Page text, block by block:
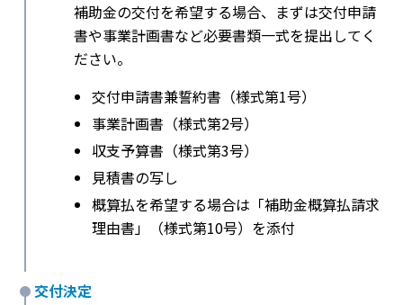
補助金の交付を希望する場合、まずは交付申請
書や事業計画書など必要書類一式を提出してく
ださい。
交付申請書兼誓約書（様式第1号）
事業計画書（様式第2号）
収支予算書（様式第3号）
見積書の写し
概算払を希望する場合は「補助金概算払請求
理由書」（様式第10号）を添付
交付決定